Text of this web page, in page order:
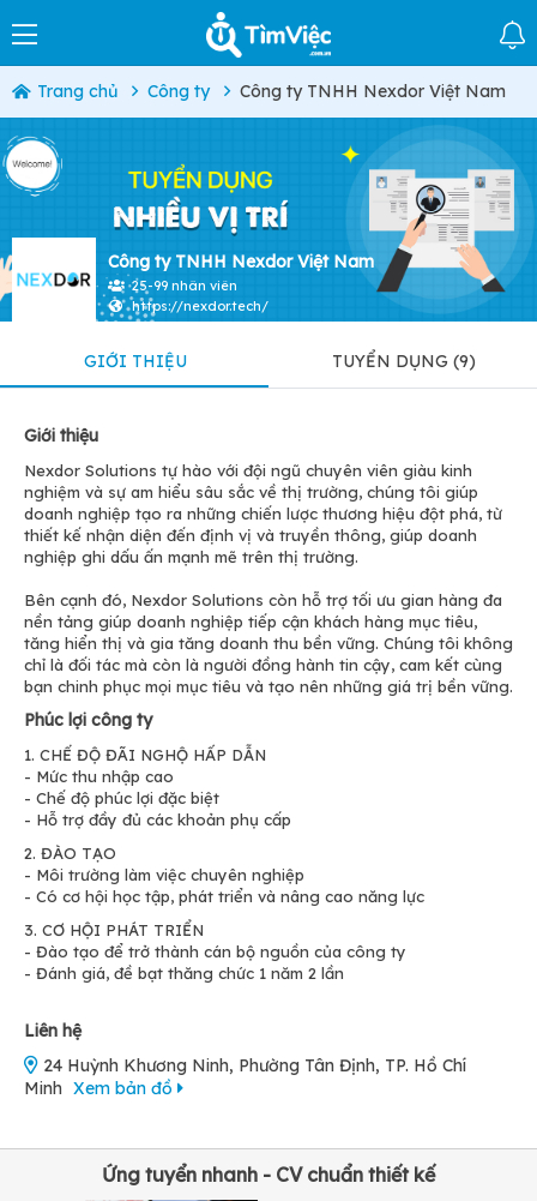
Trang chủ Công ty Công ty TNHH Nexdor Việt Nam
Công ty TNHH Nexdor Việt Nam
25-99 nhân viên
https://nexdor.tech/
GIỚI THIỆU TUYỂN DỤNG (9)
Giới thiệu
Nexdor Solutions tự hào với đội ngũ chuyên viên giàu kinh
nghiệm và sự am hiểu sâu sắc về thị trường, chúng tôi giúp
doanh nghiệp tạo ra những chiến lược thương hiệu đột phá, từ
thiết kế nhận diện đến định vị và truyền thông, giúp doanh
nghiệp ghi dấu ấn mạnh mẽ trên thị trường.
Bên cạnh đó, Nexdor Solutions còn hỗ trợ tối ưu gian hàng đa
nền tảng giúp doanh nghiệp tiếp cận khách hàng mục tiêu,
tăng hiển thị và gia tăng doanh thu bền vững. Chúng tôi không
chỉ là đối tác mà còn là người đồng hành tin cậy, cam kết cùng
bạn chinh phục mọi mục tiêu và tạo nên những giá trị bền vững.
Phúc lợi công ty
1. CHẾ ĐỘ ĐÃI NGHỘ HẤP DẪN
- Mức thu nhập cao
- Chế độ phúc lợi đặc biệt
- Hỗ trợ đầy đủ các khoản phụ cấp
2. ĐÀO TẠO
- Môi trường làm việc chuyên nghiệp
- Có cơ hội học tập, phát triển và nâng cao năng lực
3. CƠ HỘI PHÁT TRIỂN
- Đào tạo để trở thành cán bộ nguồn của công ty
- Đánh giá, đề bạt thăng chức 1 năm 2 lần
Liên hệ
24 Huỳnh Khương Ninh, Phường Tân Định, TP. Hồ Chí
Minh Xem bản đồ
Ứng tuyển nhanh - CV chuẩn thiết kế